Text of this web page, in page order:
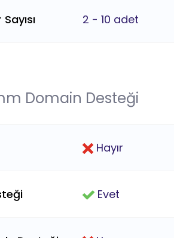
2 - 10 adet
Domain Desteği
Hayır
Evet